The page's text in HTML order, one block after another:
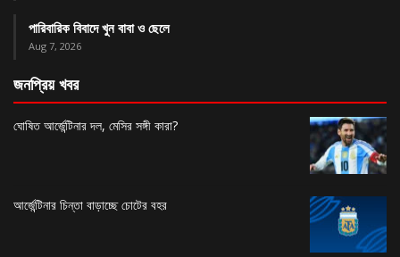
পারিবারিক বিবাদে খুন বাবা ও ছেলে
Aug 7, 2026
জনপ্রিয় খবর
ঘোষিত আর্জেন্টিনার দল, মেসির সঙ্গী কারা?
আর্জেন্টিনার চিন্তা বাড়াচ্ছে চোটের বহর